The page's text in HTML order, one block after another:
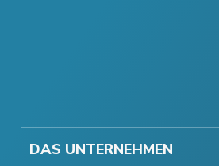
DAS UNTERNEHMEN